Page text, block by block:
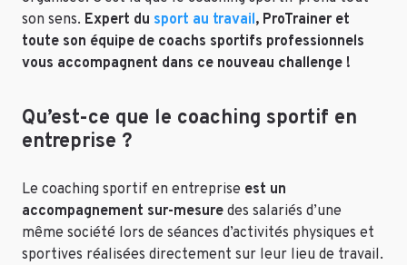
son sens. Expert du sport au travail, ProTrainer et
toute son équipe de coachs sportifs professionnels
vous accompagnent dans ce nouveau challenge !
Qu’est-ce que le coaching sportif en
entreprise ?
Le coaching sportif en entreprise est un
accompagnement sur-mesure des salariés d’une
même société lors de séances d’activités physiques et
sportives réalisées directement sur leur lieu de travail.